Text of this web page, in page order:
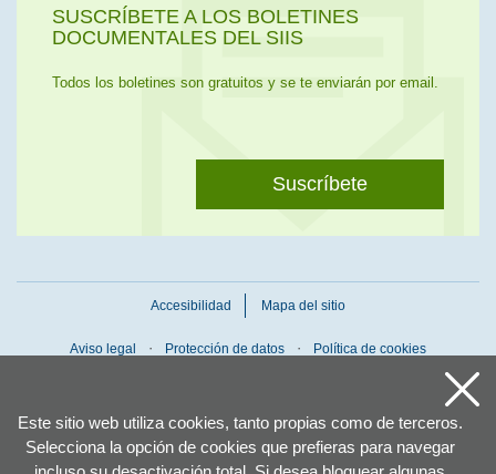
Este sitio web utiliza cookies, tanto propias como de terceros.
Selecciona la opción de cookies que prefieras para navegar
SUSCRÍBETE A LOS BOLETINES
DOCUMENTALES DEL SIIS
Todos los boletines son gratuitos y se te enviarán por email.
Suscríbete
Accesibilidad Mapa del sitio
Aviso legal Protección de datos Política de cookies